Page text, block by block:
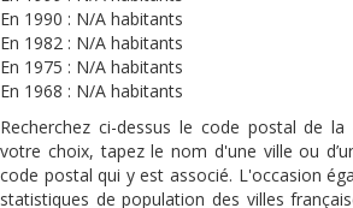
En 1990 : N/A habitants
En 1982 : N/A habitants
En 1975 : N/A habitants
En 1968 : N/A habitants
Recherchez ci-dessus le code postal de
votre choix, tapez le nom d'une ville ou
code postal qui y est associé. L'occasion
statistiques de population des villes